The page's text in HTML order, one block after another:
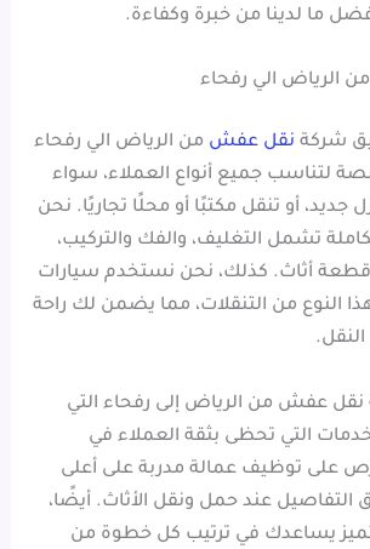
ما لدينا من خبرة وكفاءة.
الرياض الي رفحاء
شركة نقل عفش من الرياض الي رفحاء
لتناسب جميع أنواع العملاء، سواء
جديد، أو تنقل مكتبًا أو محلًا تجاريًا. نحن
تشمل التغليف، والفك والتركيب،
قطعة أثاث. كذلك، نحن نستخدم سيارات
النوع من التنقلات، مما يضمن لك راحة
نقل عفش من الرياض إلى رفحاء التي
التي تحظى بثقة العملاء في
على توظيف عمالة مدربة على أعلى
التفاصيل عند حمل ونقل الأثاث. أيضًا،
يساعدك في ترتيب كل خطوة من